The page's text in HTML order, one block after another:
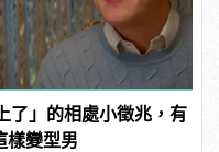
了」的相處小徵兆，有
樣變型男